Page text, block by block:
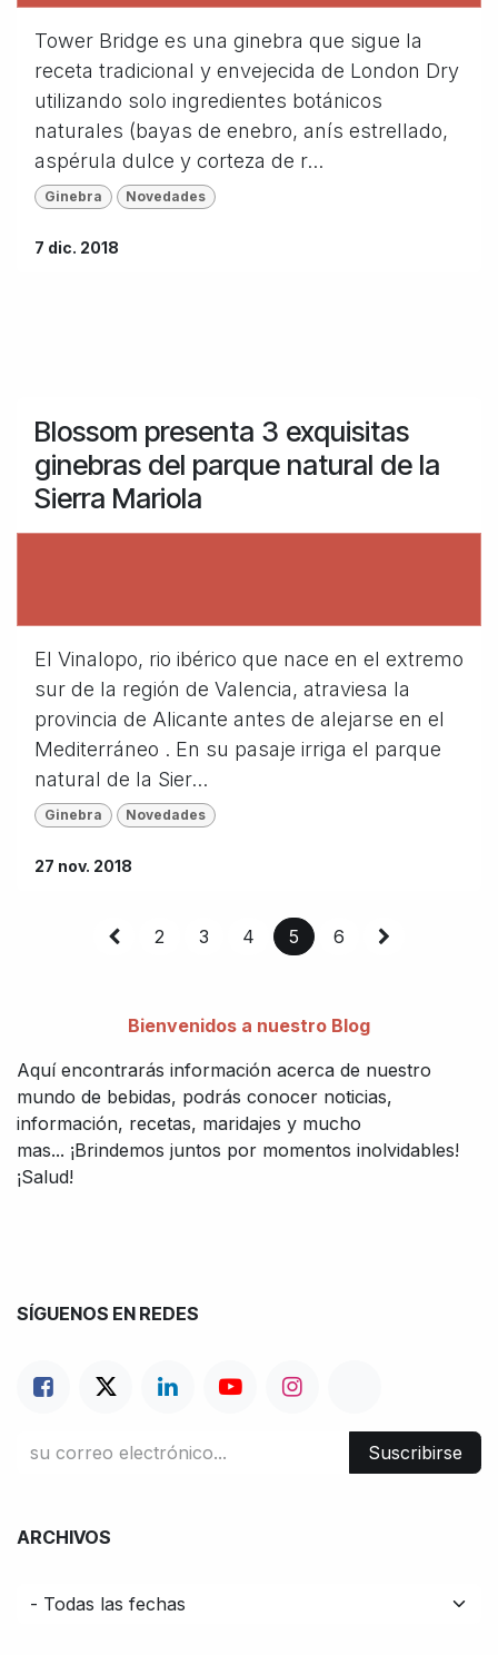
Tower Bridge es una ginebra que sigue la
receta tradicional y envejecida de London Dry
utilizando solo ingredientes botánicos
naturales (bayas de enebro, anís estrellado,
aspérula dulce y corteza de r...
Ginebra Novedades
7 dic. 2018
Blossom presenta 3 exquisitas
ginebras del parque natural de la
Sierra Mariola
El Vinalopo, rio ibérico que nace en el extremo
sur de la región de Valencia, atraviesa la
provincia de Alicante antes de alejarse en el
Mediterráneo . En su pasaje irriga el parque
natural de la Sier...
Ginebra Novedades
27 nov. 2018
2 3 4 5 6
Bienvenidos a nuestro Blog
Aquí encontrarás información acerca de nuestro
mundo de bebidas, podrás conocer noticias,
información, recetas, maridajes y mucho
mas... ¡Brindemos juntos por momentos inolvidables!
¡Salud!
SÍGUENOS EN REDES
Suscribirse
ARCHIVOS